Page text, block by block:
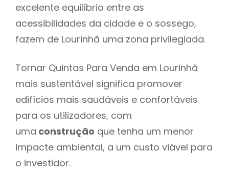
excelente equilíbrio entre as
acessibilidades da cidade e o sossego,
fazem de Lourinhã uma zona privilegiada.
Tornar Quintas Para Venda em Lourinhã
mais sustentável significa promover
edifícios mais saudáveis e confortáveis
para os utilizadores, com
uma construção que tenha um menor
impacte ambiental, a um custo viável para
o investidor.